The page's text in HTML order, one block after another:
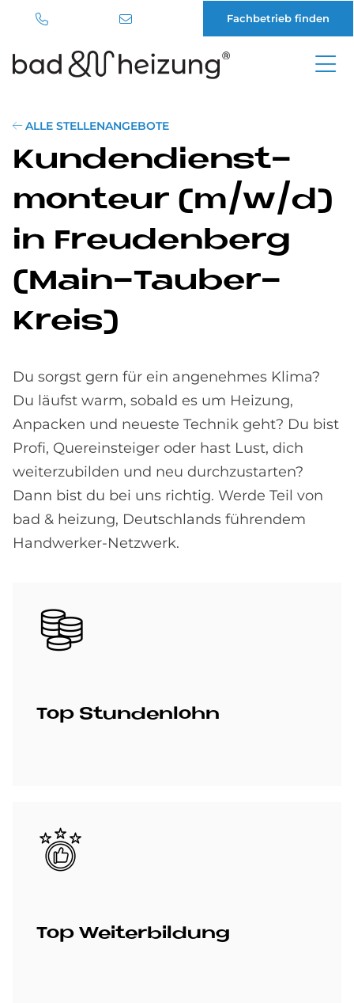
Inhalt
Fachbetrieb finden
ALLE STELLENANGEBOTE
Kun­den­dienst­
mon­teur (m/w/d)
in Freu­den­berg
(Main-Tau­ber-
Kreis)
Du sorgst gern für ein angenehmes Klima?
Du läufst warm, sobald es um Heizung,
Anpacken und neueste Technik geht? Du bist
Profi, Quereinsteiger oder hast Lust, dich
weiterzubilden und neu durchzustarten?
Dann bist du bei uns richtig. Werde Teil von
bad & heizung, Deutschlands führendem
Handwerker-Netzwerk.
Bild
Top Stun­den­lohn
Bild
Top Wei­ter­bil­dung